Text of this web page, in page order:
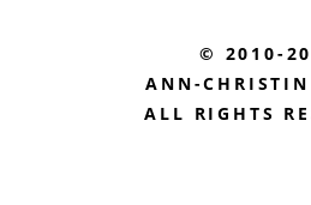
© 2010-
ANN-CHRISTIN
ALL RIGHTS